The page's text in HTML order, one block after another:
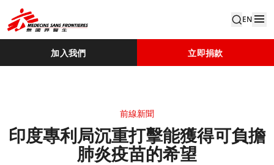
EN
加入我們 立即捐款
前線新聞
印度專利局沉重打擊能獲得可負擔
肺炎疫苗的希望